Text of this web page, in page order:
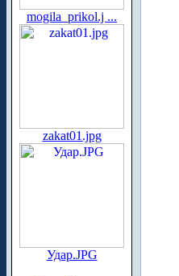
mogila_prikol.j ...
zakat01.jpg
Удар.JPG